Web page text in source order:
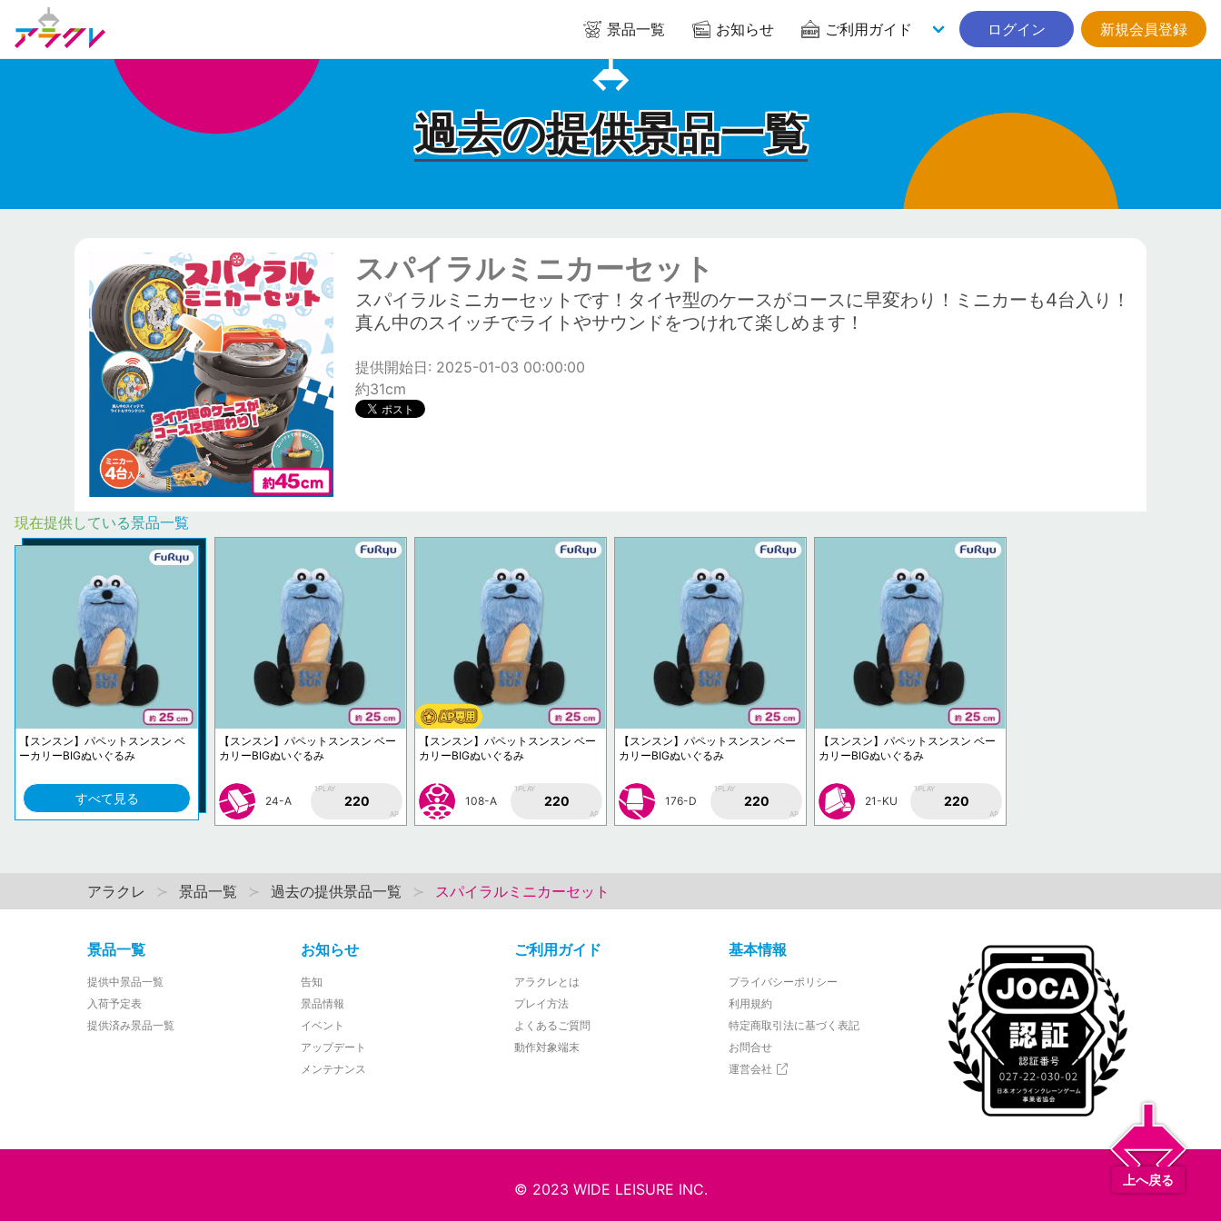
景品一覧 お知らせ ご利用ガイド ログイン 新規会員登録
過去の提供景品一覧
スパイラルミニカーセット
スパイラルミニカーセットです！タイヤ型のケースがコースに早変わり！ミニカーも4台入り！
真ん中のスイッチでライトやサウンドをつけれて楽しめます！
提供開始日: 2025-01-03 00:00:00
約31cm
現在提供している景品一覧
【スンスン】パペットスンスン ベ
ーカリーBIGぬいぐるみ
すべて見る
【スンスン】パペットスンスン ベー
カリーBIGぬいぐるみ
24-A
1PLAY
220
AP
【スンスン】パペットスンスン ベー
カリーBIGぬいぐるみ
108-A
1PLAY
220
AP
【スンスン】パペットスンスン ベー
カリーBIGぬいぐるみ
176-D
1PLAY
220
AP
【スンスン】パペットスンスン ベー
カリーBIGぬいぐるみ
21-KU
1PLAY
220
AP
アラクレ 景品一覧 過去の提供景品一覧 スパイラルミニカーセット
景品一覧
提供中景品一覧
入荷予定表
提供済み景品一覧
お知らせ
告知
景品情報
イベント
アップデート
メンテナンス
ご利用ガイド
アラクレとは
プレイ方法
よくあるご質問
動作対象端末
基本情報
プライバシーポリシー
利用規約
特定商取引法に基づく表記
お問合せ
運営会社
© 2023 WIDE LEISURE INC.
上へ戻る